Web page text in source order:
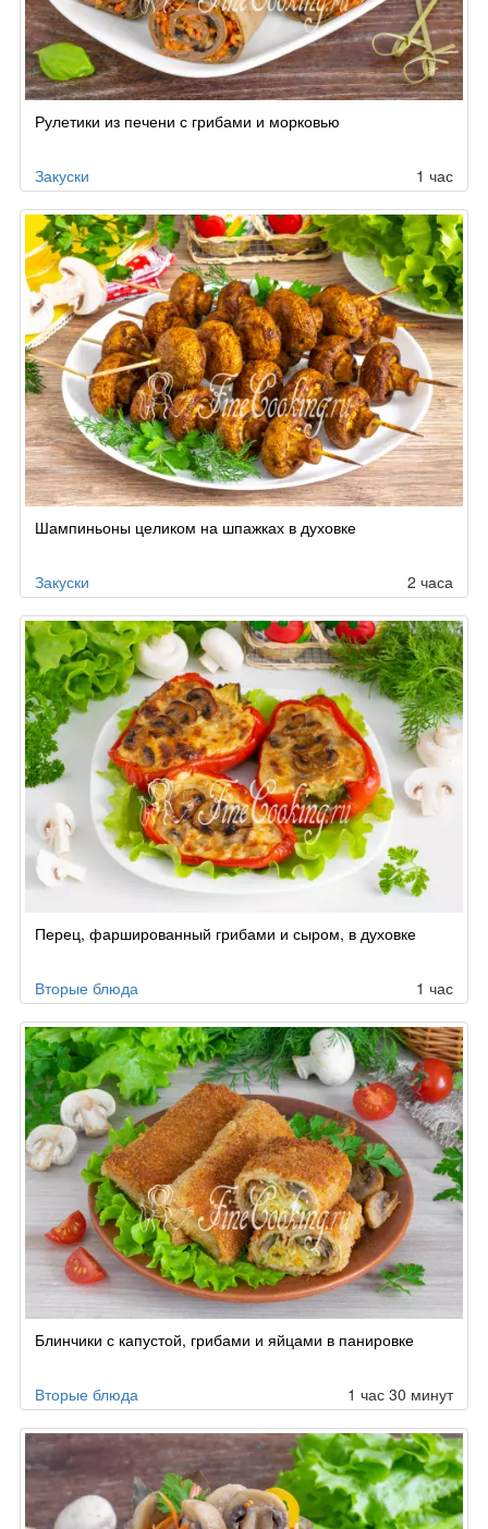
Рулетики из печени с грибами и морковью
Закуски 1 час
Шампиньоны целиком на шпажках в духовке
Закуски 2 часа
Перец, фаршированный грибами и сыром, в духовке
Вторые блюда 1 час
Блинчики с капустой, грибами и яйцами в панировке
Вторые блюда 1 час 30 минут